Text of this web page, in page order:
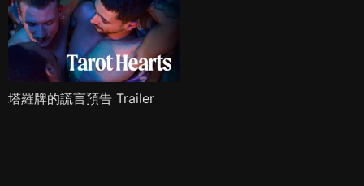
塔羅牌的謊言預告 Trailer